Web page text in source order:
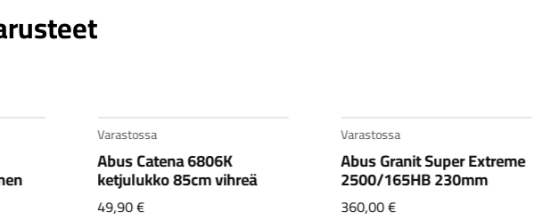
Varastossa
Abus Granit Super Extreme
2500/165HB 230mm
360,00
Varastossa
Abus Granit X-Plus 540
230mm
149,90€